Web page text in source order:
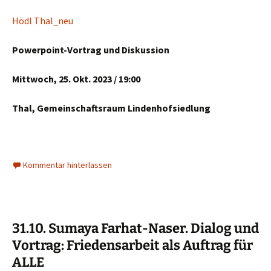
Hödl Thal_neu
Powerpoint-Vortrag und Diskussion
Mittwoch, 25. Okt. 2023 / 19:00
Thal, Gemeinschaftsraum Lindenhofsiedlung
Kommentar hinterlassen
31.10. Sumaya Farhat-Naser. Dialog und
Vortrag: Friedensarbeit als Auftrag für
ALLE